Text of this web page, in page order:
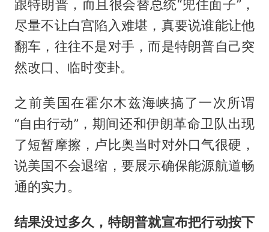
跟特朗普，而且很会替总统“兜住面子”，
尽量不让白宫陷入难堪，真要说谁能让他
翻车，往往不是对手，而是特朗普自己突
然改口、临时变卦。
之前美国在霍尔木兹海峡搞了一次所谓
“自由行动”，期间还和伊朗革命卫队出现
了短暂摩擦，卢比奥当时对外口气很硬，
说美国不会退缩，要展示确保能源航道畅
通的实力。
结果没过多久，特朗普就宣布把行动按下